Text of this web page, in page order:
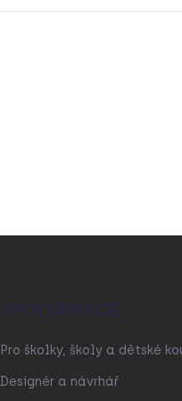
SPOLUPRÁCE
Pro školky, školy a dětské
Designér a návrhář